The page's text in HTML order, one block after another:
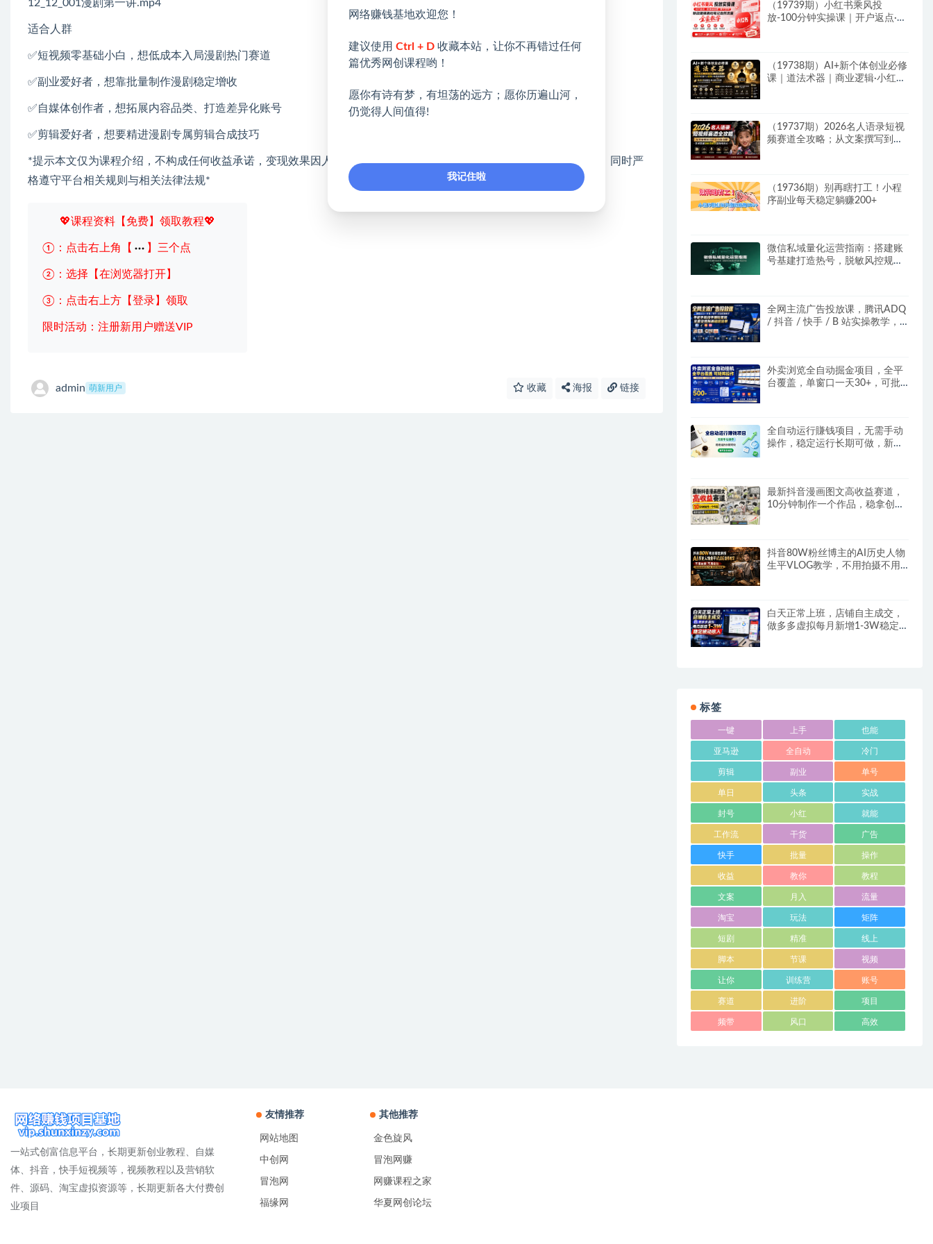
12_12_001漫剧第一讲.mp4
适合人群
✅短视频零基础小白，想低成本入局漫剧热门赛道
✅副业爱好者，想靠批量制作漫剧稳定增收
✅自媒体创作者，想拓展内容品类、打造差异化账号
✅剪辑爱好者，想要精进漫剧专属剪辑合成技巧
*提示本文仅为课程介绍，不构成任何收益承诺，变现效果因人而异，需结合自身努力与实操，合理运用课程所学内容，同时严
格遵守平台相关规则与相关法律法规*
💖课程资料【免费】领取教程💖
①：点击右上角【 】三个点
②：选择【在浏览器打开】
③：点击右上方【登录】领取
限时活动：注册新用户赠送VIP
admin 萌新用户 收藏 海报 链接
（19739期）小红书乘风投
放-100分钟实操课｜开户返点·标
（19738期）AI+新个体创业必修
课｜道法术器｜商业逻辑·小红书
（19737期）2026名人语录短视
频赛道全攻略；从文案撰写到声
（19736期）别再瞎打工！小程
序副业每天稳定躺赚200+
微信私域量化运营指南：搭建账
号基建打造热号，脱敏风控规避
全网主流广告投放课，腾讯ADQ
/ 抖音 / 快手 / B 站实操教学，
外卖浏览全自动掘金项目，全平
台覆盖，单窗口一天30+，可批
全自动运行賺钱项目，无需手动
操作，稳定运行长期可做，新手
最新抖音漫画图文高收益赛道，
10分钟制作一个作品，稳拿创作
抖音80W粉丝博主的AI历史人物
生平VLOG教学，不用拍摄不用
白天正常上班，店铺自主成交，
做多多虚拟每月新增1-3W稳定
标签
一键 上手 也能
亚马逊 全自动 冷门
剪辑 副业 单号
单日 头条 实战
封号 小红 就能
工作流 干货 广告
快手 批量 操作
收益 教你 教程
文案 月入 流量
淘宝 玩法 矩阵
短剧 精准 线上
脚本 节课 视频
让你 训练营 账号
赛道 进阶 项目
频带 风口 高效
一站式创富信息平台，长期更新创业教程、自媒
体、抖音，快手短视频等，视频教程以及营销软
件、源码、淘宝虚拟资源等，长期更新各大付费创
业项目
友情推荐
网站地图
中创网
冒泡网
福缘网
其他推荐
金色旋风
冒泡网赚
网赚课程之家
华夏网创论坛
网络赚钱基地欢迎您！
建议使用 Ctrl + D 收藏本站，让你不再错过任何
篇优秀网创课程哟！
愿你有诗有梦，有坦荡的远方；愿你历遍山河，
仍觉得人间值得!
我记住啦